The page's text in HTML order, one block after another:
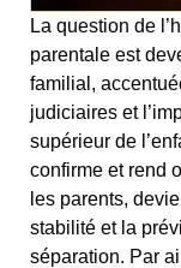
La question de
parentale est
familial,
judiciaires et
supérieur de
confirme et rend
les parents,
stabilité et la
séparation. Par